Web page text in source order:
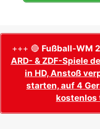
+++ 🔴 Fußball-WM
ARD- & ZDF-Spiele
in HD, Anstoß
starten, auf 4